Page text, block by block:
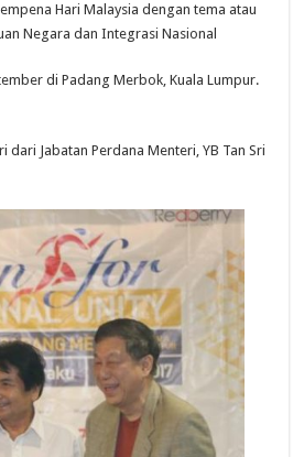
Hari Malaysia dengan tema atau
Negara dan Integrasi Nasional
di Padang Merbok, Kuala Lumpur.
Jabatan Perdana Menteri, YB Tan Sri